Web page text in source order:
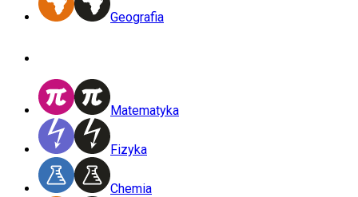
Geografia
Matematyka
Fizyka
Chemia